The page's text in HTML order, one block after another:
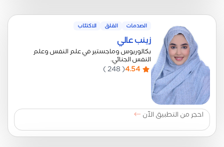
الصدمات القلق الاكتئاب
زينب عالي
بكالوريوس وماجستير في علم النفس وعلم
النفس الجنائي.
4.54
( 248 )
احجر من التطبيق الآن